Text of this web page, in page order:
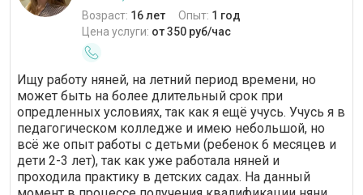
Возраст: 16 лет Опыт: 1 год
Цена услуги: от 350 руб/час
Ищу работу няней, на летний период времени, но
может быть на более длительный срок при
опредленных условиях, так как я ещё учусь. Учусь я в
педагогическом колледже и имею небольшой, но
всё же опыт работы с детьми (ребенок 6 месяцев и
дети 2-3 лет), так как уже работала няней и
проходила практику в детских садах. На данный